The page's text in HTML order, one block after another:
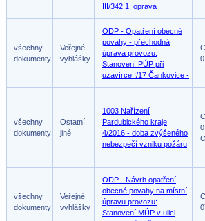
III/342 1, oprava
všechny
dokumenty
Veřejné
vyhlášky
ODP - Opatření obecné
povahy - přechodná
úprava provozu:
Stanovení PÚP při
uzavírce I/17 Čankovice -
všechny
dokumenty
Ostatní,
jiné
1003 Nařízení
Pardubického kraje
4/2016 - doba zvýšeného
nebezpečí vzniku požáru
všechny
dokumenty
Veřejné
vyhlášky
ODP - Návrh opatření
obecné povahy na místní
úpravu provozu:
Stanovení MÚP v ulici